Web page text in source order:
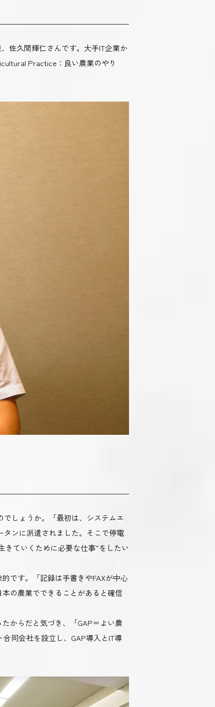
佐久間輝仁さんです。大手IT企業か
Practice：良い農業のやり
しょうか。「最初は、システムエ
ンに派遣されました。そこで停電
きていくために必要な仕事”をしたい
です。「記録は手書きやFAXが中心
の農業でできることがあると確信
からだと気づき、「GAP＝よい農
同会社を設立し、GAP導入とIT導